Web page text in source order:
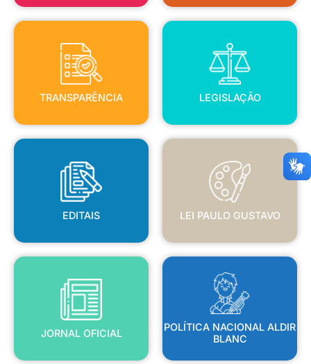
TRANSPARÊNCIA
TRANSPARÊNCIA
LEGISLAÇÃO
LEGISLAÇÃO
EDITAIS
EDITAIS
LEI PAULO GUSTAVO
LEI PAULO GUSTAVO
JORNAL OFICIAL
JORNAL OFICIAL
POLÍTICA NACIONAL ALDIR
BLANC
POLÍTICA NACIONAL ALDIR
BLANC